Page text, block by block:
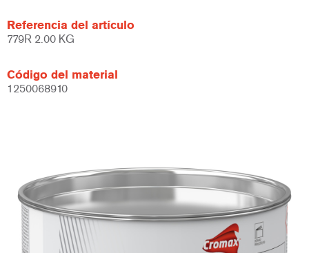
Referencia del artículo
779R 2.00 KG
Código del material
1250068910